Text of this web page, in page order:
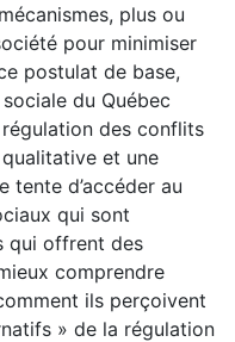
plus ou
pour minimiser
postulat de base,
du Québec
des conflits
et une
tente d’accéder au
qui sont
qui offrent des
comprendre
ils perçoivent
» de la régulation